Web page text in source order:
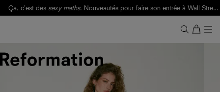
Ça, c'est des sexy maths. Nouveautés pour faire son entrée à Wall Street.